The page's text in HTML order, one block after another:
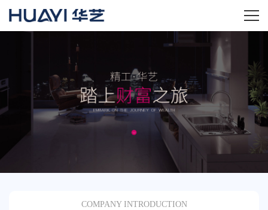
关于华艺
新闻资讯
COMPANY INTRODUCTION